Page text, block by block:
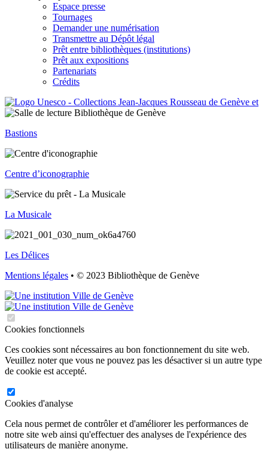
Espace presse
Tournages
Demander une numérisation
Transmettre au Dépôt légal
Prêt entre bibliothèques (institutions)
Prêt aux expositions
Partenariats
Crédits
Bastions
Centre d’iconographie
La Musicale
Les Délices
Mentions légales • © 2023 Bibliothèque de Genève
Cookies fonctionnels
Ces cookies sont nécessaires au bon fonctionnement du site web.
Veuillez noter que vous ne pouvez pas les désactiver si un autre type
de cookie est accepté.
Cookies d'analyse
Cela nous permet de contrôler et d'améliorer les performances de
notre site web ainsi qu'effectuer des analyses de l'expérience des
utilisateurs de manière anonyme.